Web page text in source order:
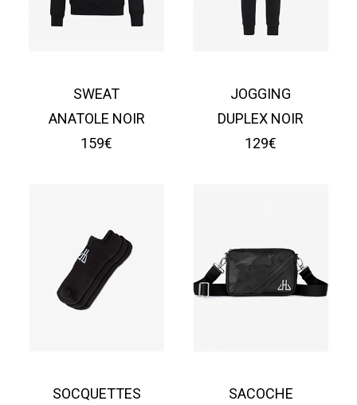
SWEAT
ANATOLE NOIR
159€
JOGGING
DUPLEX NOIR
129€
SOCQUETTES
SACOCHE